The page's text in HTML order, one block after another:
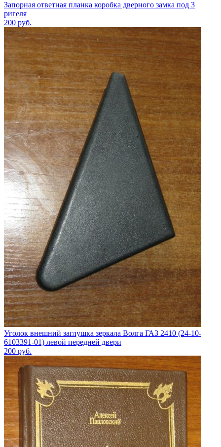
Запорная ответная планка коробка дверного замка под 3
ригеля
200 руб.
Уголок внешний заглушка зеркала Волга ГАЗ 2410 (24-10-
6103391-01) левой передней двери
200 руб.